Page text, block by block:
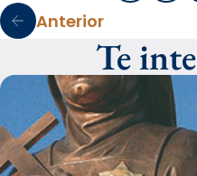
Anterior
Te